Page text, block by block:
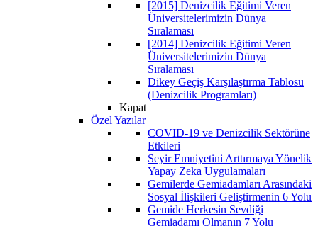
[2015] Denizcilik Eğitimi Veren
Üniversitelerimizin Dünya
Sıralaması
[2014] Denizcilik Eğitimi Veren
Üniversitelerimizin Dünya
Sıralaması
Dikey Geçiş Karşılaştırma Tablosu
(Denizcilik Programları)
Kapat
Özel Yazılar
COVID-19 ve Denizcilik Sektörüne
Etkileri
Seyir Emniyetini Arttırmaya Yönelik
Yapay Zeka Uygulamaları
Gemilerde Gemiadamları Arasındaki
Sosyal İlişkileri Geliştirmenin 6 Yolu
Gemide Herkesin Sevdiği
Gemiadamı Olmanın 7 Yolu